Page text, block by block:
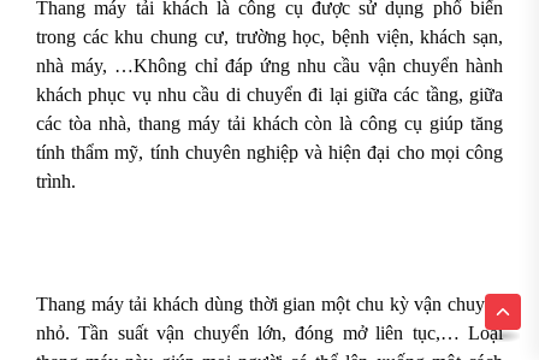
Thang máy tải khách là công cụ được sử dụng phổ biến
trong các khu chung cư, trường học, bệnh viện, khách sạn,
nhà máy, …Không chỉ đáp ứng nhu cầu vận chuyển hành
khách phục vụ nhu cầu di chuyển đi lại giữa các tầng, giữa
các tòa nhà, thang máy tải khách còn là công cụ giúp tăng
tính thẩm mỹ, tính chuyên nghiệp và hiện đại cho mọi công
trình.
Thang máy tải khách dùng thời gian một chu kỳ vận chuyển
nhỏ. Tần suất vận chuyển lớn, đóng mở liên tục,… Loại